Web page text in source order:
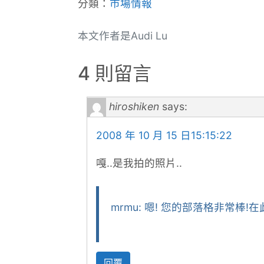
分類： 市場情報
本文作者是Audi Lu
4 則留言
hiroshiken says:
2008 年 10 月 15 日15:15:22
嘎..是我拍的照片..
mrmu: 嗯! 您的部落格非常棒!在